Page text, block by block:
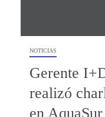
NOTICIAS
Gerente
realizó
en